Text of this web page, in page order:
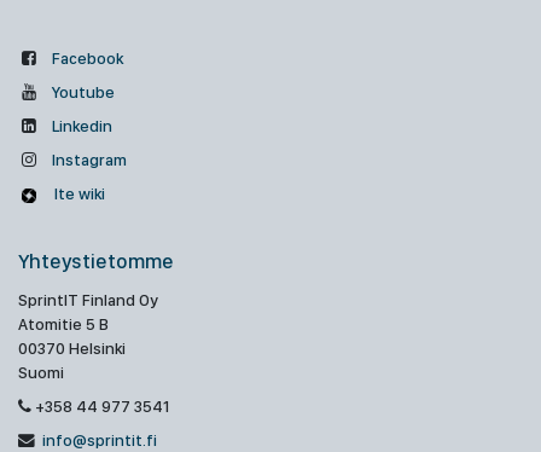
Facebook
Youtube
Linkedin
Instagram
Ite wiki
Yhteystietomme
SprintIT Finland Oy
Atomitie 5 B
00370 Helsinki
Suomi
+358 44 977 3541
info@sprintit.fi